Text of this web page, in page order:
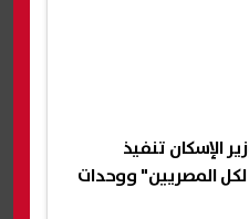
الإسكان تنفيذ
لكل المصريين" ووحدات